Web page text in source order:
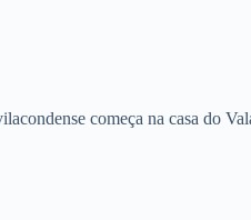
começa na casa do